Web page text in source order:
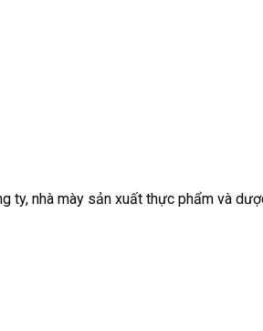
ty, nhà mày sản xuất thực phẩm và